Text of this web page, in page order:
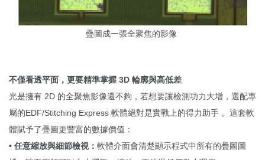
疊圖成一張全聚焦的影像
不僅看透平面，更要精準掌握 3D 輪廓與高低差
光是擁有 2D 的全聚焦影像還不夠，若想要讓檢測功力大增，選配專
屬的EDF/Stitching Express 軟體絕對是實戰上的得力助手 。這套軟
體賦予了疊圖更豐富的數據價值：
• 任意縮放與細節檢視： 軟體介面會清楚顯示程式中所有的疊圖圖